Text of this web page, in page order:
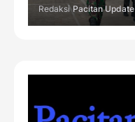
Redaksi Pacitan Update